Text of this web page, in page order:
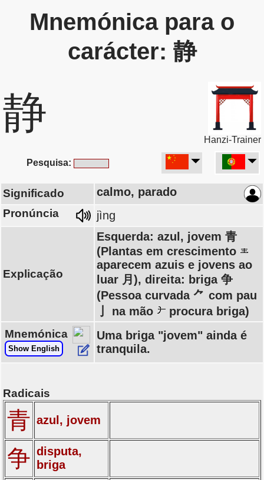
Mnemónica para o
carácter: 静
静
Hanzi-Trainer
Pesquisa:
Significado calmo, parado
Pronúncia jìng
Explicação
Esquerda: azul, jovem 青
(Plantas em crescimento
aparecem azuis e jovens ao
luar 月), direita: briga 争
(Pessoa curvada ⺈ com pau
亅 na mão
procura briga)
Mnemónica
Show English
Uma briga "jovem" ainda é
tranquila.
Radicais
青 azul, jovem
争 disputa,
briga